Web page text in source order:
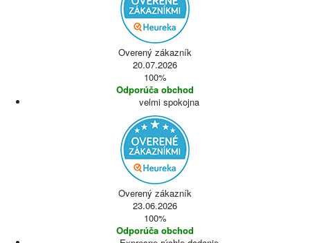
Overený zákazník
20.07.2026
100%
Odporúča obchod
velmi spokojna
Overený zákazník
23.06.2026
100%
Odporúča obchod